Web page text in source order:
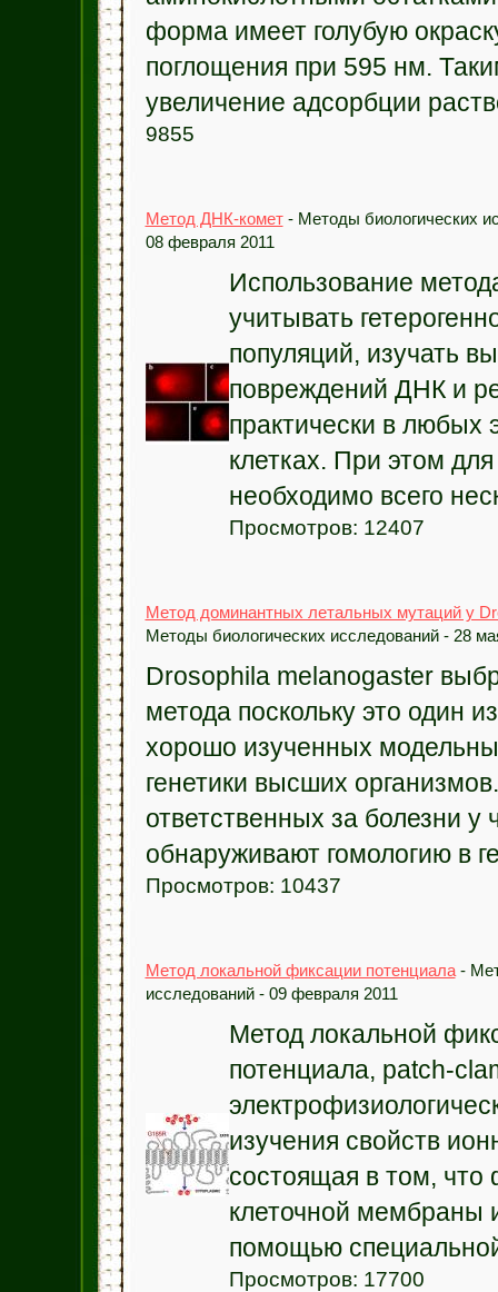
форма имеет голубую
поглощения при 595 нм.
увеличение адсорбции
9855
Метод ДНК-комет- Методы биологических
08 февраля 2011
Использование
учитывать
популяций, изучать
повреждений ДНК и
практически в любых
клетках. При этом
необходимо всего
Просмотров: 12407
Метод доминантных летальных мутаций у
Методы биологических исследований - 28
Drosophila melanogaster
метода поскольку это один
хорошо изученных
генетики высших
ответственных за болезни у
обнаруживают гомологию в
Просмотров: 10437
Метод локальной фиксации потенциала-
исследований - 09 февраля 2011
Метод локальной
потенциала, patch-
изучения свойств
состоящая в том, что
клеточной мембраны
помощью
Просмотров: 17700